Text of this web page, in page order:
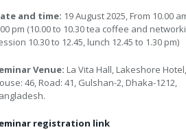
and time: 19 August 2025, From 10.00
pm (10.00 to 10.30 tea coffee and
10.30 to 12.45, lunch 12.45 to 1.30 pm)
Venue: La Vita Hall, Lakeshore Hotel,
46, Road: 41, Gulshan-2, Dhaka-1212,
registration link